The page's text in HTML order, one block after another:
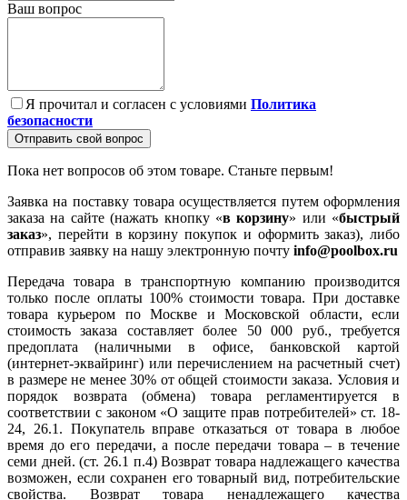
Ваш вопрос
Я прочитал и согласен с условиями Политика
безопасности
Отправить свой вопрос
Пока нет вопросов об этом товаре. Станьте первым!
Заявка на поставку товара осуществляется путем оформления
заказа на сайте (нажать кнопку «в корзину» или «быстрый
заказ», перейти в корзину покупок и оформить заказ), либо
отправив заявку на нашу электронную почту info@poolbox.ru
Передача товара в транспортную компанию производится
только после оплаты 100% стоимости товара. При доставке
товара курьером по Москве и Московской области, если
стоимость заказа составляет более 50 000 руб., требуется
предоплата (наличными в офисе, банковской картой
(интернет-эквайринг) или перечислением на расчетный счет)
в размере не менее 30% от общей стоимости заказа. Условия и
порядок возврата (обмена) товара регламентируется в
соответствии с законом «О защите прав потребителей» ст. 18-
24, 26.1. Покупатель вправе отказаться от товара в любое
время до его передачи, а после передачи товара – в течение
семи дней. (ст. 26.1 п.4) Возврат товара надлежащего качества
возможен, если сохранен его товарный вид, потребительские
свойства. Возврат товара ненадлежащего качества